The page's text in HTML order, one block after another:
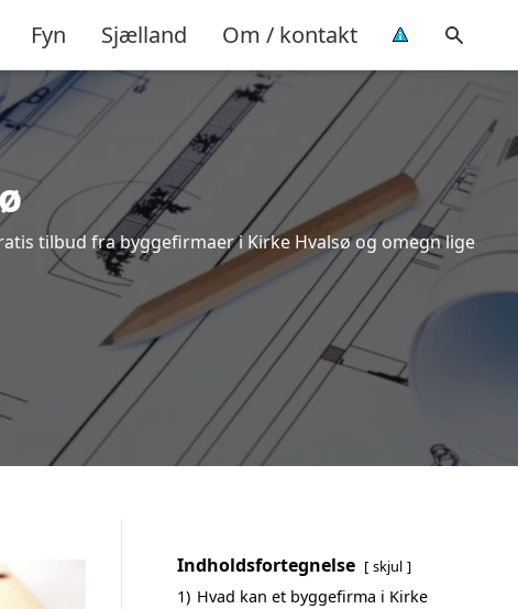
Fyn Sjælland Om / kontakt
tilbud fra byggefirmaer i Kirke Hvalsø og omegn lige
Indholdsfortegnelse skjul
1) Hvad kan et byggefirma i Kirke